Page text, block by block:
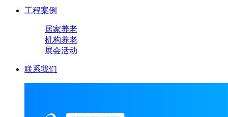
工程案例
居家养老
机构养老
展会活动
联系我们